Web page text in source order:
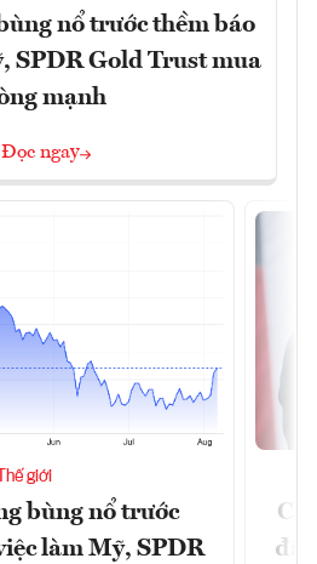
nổ trước thềm báo
SPDR Gold Trust mua
mạnh
Đọc ngay
Thế giới
bùng nổ trước
làm Mỹ, SPDR
đã